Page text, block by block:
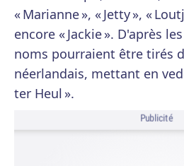
« Marianne », « Jetty », «
encore « Jackie ». D'après
noms pourraient être tirés
néerlandais, mettant en
ter Heul ».
Publicité